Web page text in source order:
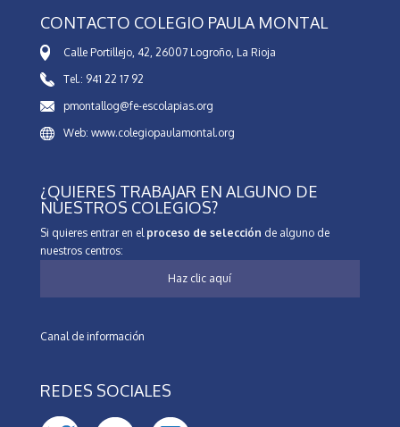
CONTACTO COLEGIO PAULA MONTAL
Calle Portillejo, 42, 26007 Logroño, La Rioja
Tel.: 941 22 17 92
pmontallog@fe-escolapias.org
Web: www.colegiopaulamontal.org
¿QUIERES TRABAJAR EN ALGUNO DE
NUESTROS COLEGIOS?
Si quieres entrar en el proceso de selección de alguno de
nuestros centros:
Haz clic aquí
Canal de información
REDES SOCIALES